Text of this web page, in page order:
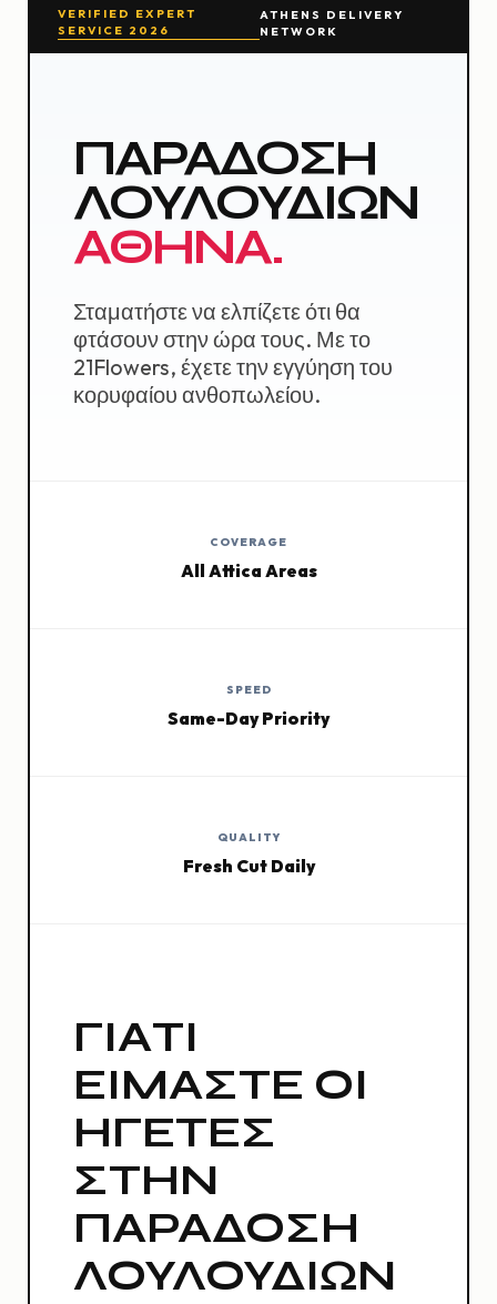
VERIFIED EXPERT
SERVICE 2026
ATHENS DELIVERY
NETWORK
ΠΑΡΑΔΟΣΗ
ΛΟΥΛΟΥΔΙΩΝ
ΑΘΗΝΑ.
Σταματήστε να ελπίζετε ότι θα
φτάσουν στην ώρα τους. Με το
21Flowers, έχετε την εγγύηση του
κορυφαίου ανθοπωλείου.
COVERAGE
All Attica Areas
SPEED
Same-Day Priority
QUALITY
Fresh Cut Daily
ΓΙΑΤΊ
ΕΊΜΑΣΤΕ ΟΙ
ΗΓΈΤΕΣ
ΣΤΗΝ
ΠΑΡΆΔΟΣΗ
ΛΟΥΛΟΥΔΙΏΝ